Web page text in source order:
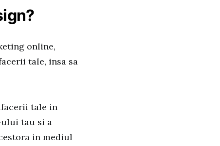
online,
tale, insa sa
tale in
ului tau si a
in mediul